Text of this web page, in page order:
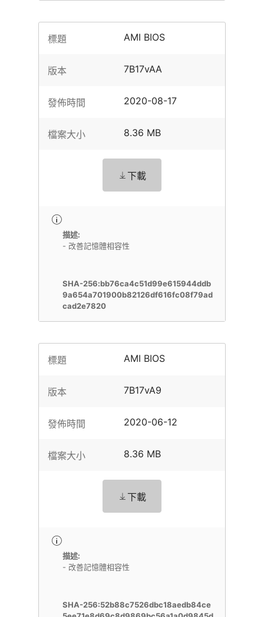
標題 AMI BIOS
版本 7B17vAA
發佈時間 2020-08-17
檔案大小 8.36 MB
下載
描述:
- 改善記憶體相容性
SHA-256:bb76ca4c51d99e615944ddb
9a654a701900b82126df616fc08f79ad
cad2e7820
標題 AMI BIOS
版本 7B17vA9
發佈時間 2020-06-12
檔案大小 8.36 MB
下載
描述:
- 改善記憶體相容性
SHA-256:52b88c7526dbc18aedb84ce